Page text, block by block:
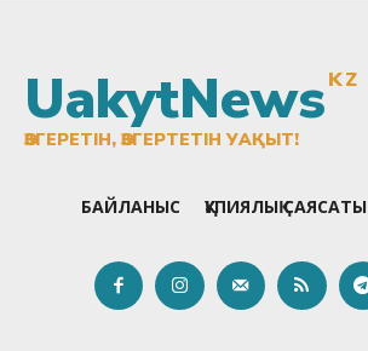
UakytNewsKZ
ӨЗГЕРЕТІН, ӨЗГЕРТЕТІН УАҚЫТ!
БАЙЛАНЫС ҚҰПИЯЛЫҚ САЯСАТЫ